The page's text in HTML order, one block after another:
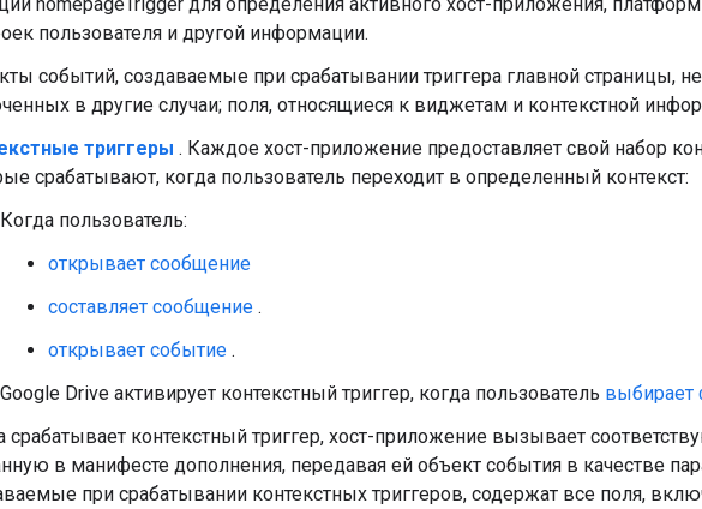
пользователя и другой информации.
событий, создаваемые при срабатывании триггера главной страницы,
в другие случаи; поля, относящиеся к виджетам и контекстной
триггеры . Каждое хост-приложение предоставляет свой набор
срабатывают, когда пользователь переходит в определенный контекст:
Когда пользователь:
открывает сообщение
составляет сообщение .
открывает событие .
Google Drive активирует контекстный триггер, когда пользователь
срабатывает контекстный триггер, хост-приложение вызывает
в манифесте дополнения, передавая ей объект события в качестве
при срабатывании контекстных триггеров, содержат все поля,